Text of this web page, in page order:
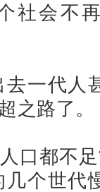
社会不
一代人
之路了。
口都不
个世代